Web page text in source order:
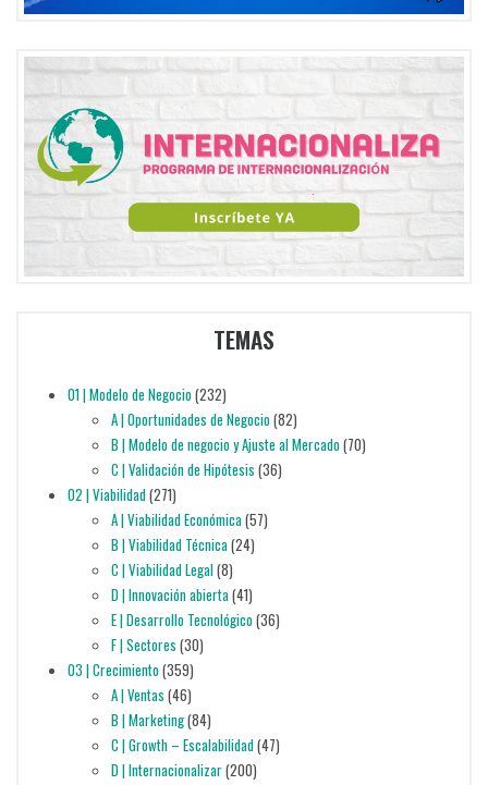
TEMAS
01 | Modelo de Negocio(232)
A | Oportunidades de Negocio(82)
B | Modelo de negocio y Ajuste al Mercado(70)
C | Validación de Hipótesis (36)
02 | Viabilidad(271)
A | Viabilidad Económica(57)
B | Viabilidad Técnica(24)
C | Viabilidad Legal(8)
D | Innovación abierta(41)
E | Desarrollo Tecnológico(36)
F | Sectores (30)
03 | Crecimiento(359)
A | Ventas (46)
B | Marketing(84)
C | Growth – Escalabilidad(47)
D | Internacionalizar(200)